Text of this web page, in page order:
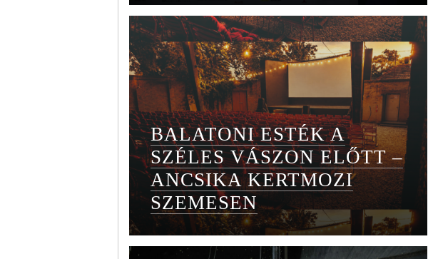
BALATONI ESTÉK A
SZÉLES VÁSZON ELŐTT –
ANCSIKA KERTMOZI
SZEMESEN